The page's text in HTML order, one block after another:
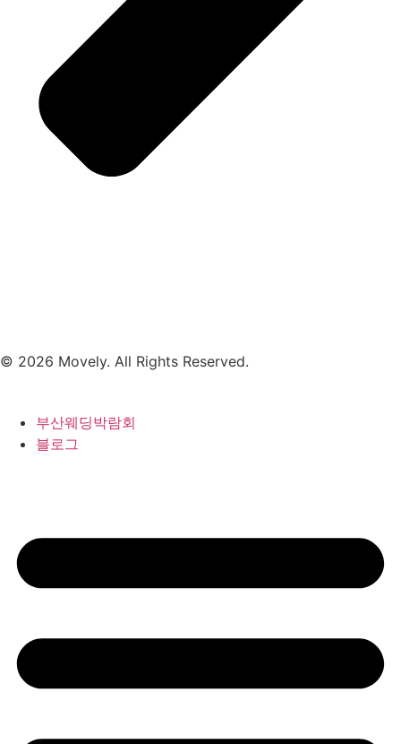
© 2026 Movely. All Rights Reserved.
부산웨딩박람회
블로그